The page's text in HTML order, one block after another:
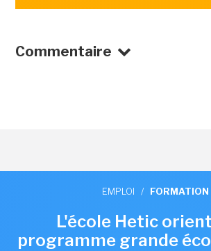
Commentaire
EMPLOI / FORMATION
L'école Hetic
programme grande